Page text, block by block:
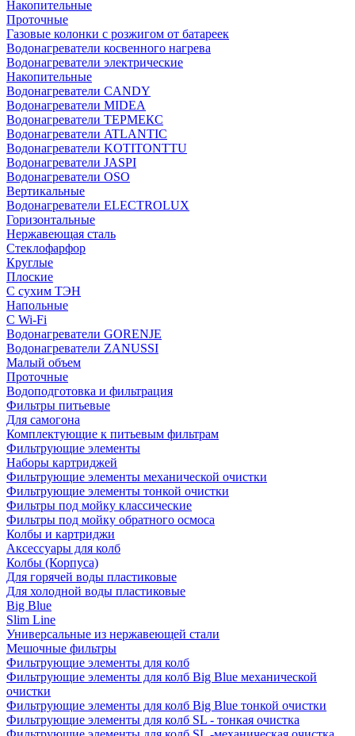
Накопительные
Проточные
Газовые колонки с розжигом от батареек
Водонагреватели косвенного нагрева
Водонагреватели электрические
Накопительные
Водонагреватели CANDY
Водонагреватели MIDEA
Водонагреватели ТЕРМЕКС
Водонагреватели ATLANTIC
Водонагреватели KOTITONTTU
Водонагреватели JASPI
Водонагреватели OSO
Вертикальные
Водонагреватели ELECTROLUX
Горизонтальные
Нержавеющая сталь
Стеклофарфор
Круглые
Плоские
С сухим ТЭН
Напольные
С Wi-Fi
Водонагреватели GORENJE
Водонагреватели ZANUSSI
Малый объем
Проточные
Водоподготовка и фильтрация
Фильтры питьевые
Для самогона
Комплектующие к питьевым фильтрам
Фильтрующие элементы
Наборы картриджей
Фильтрующие элементы механической очистки
Фильтрующие элементы тонкой очистки
Фильтры под мойку классические
Фильтры под мойку обратного осмоса
Колбы и картриджи
Аксессуары для колб
Колбы (Корпуса)
Для горячей воды пластиковые
Для холодной воды пластиковые
Big Blue
Slim Line
Универсальные из нержавеющей стали
Мешочные фильтры
Фильтрующие элементы для колб
Фильтрующие элементы для колб Big Blue механической
очистки
Фильтрующие элементы для колб Big Blue тонкой очистки
Фильтрующие элементы для колб SL - тонкая очистка